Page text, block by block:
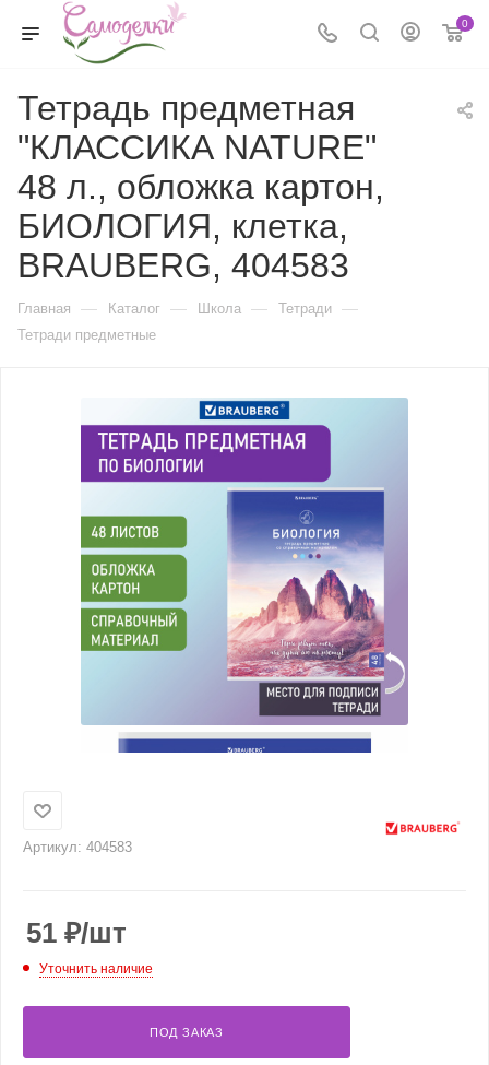
0
Тетрадь предметная
"КЛАССИКА NATURE"
48 л., обложка картон,
БИОЛОГИЯ, клетка,
BRAUBERG, 404583
Главная — Каталог — Школа — Тетради —
Тетради предметные
Артикул: 404583
51 ₽/шт
Уточнить наличие
ПОД ЗАКАЗ